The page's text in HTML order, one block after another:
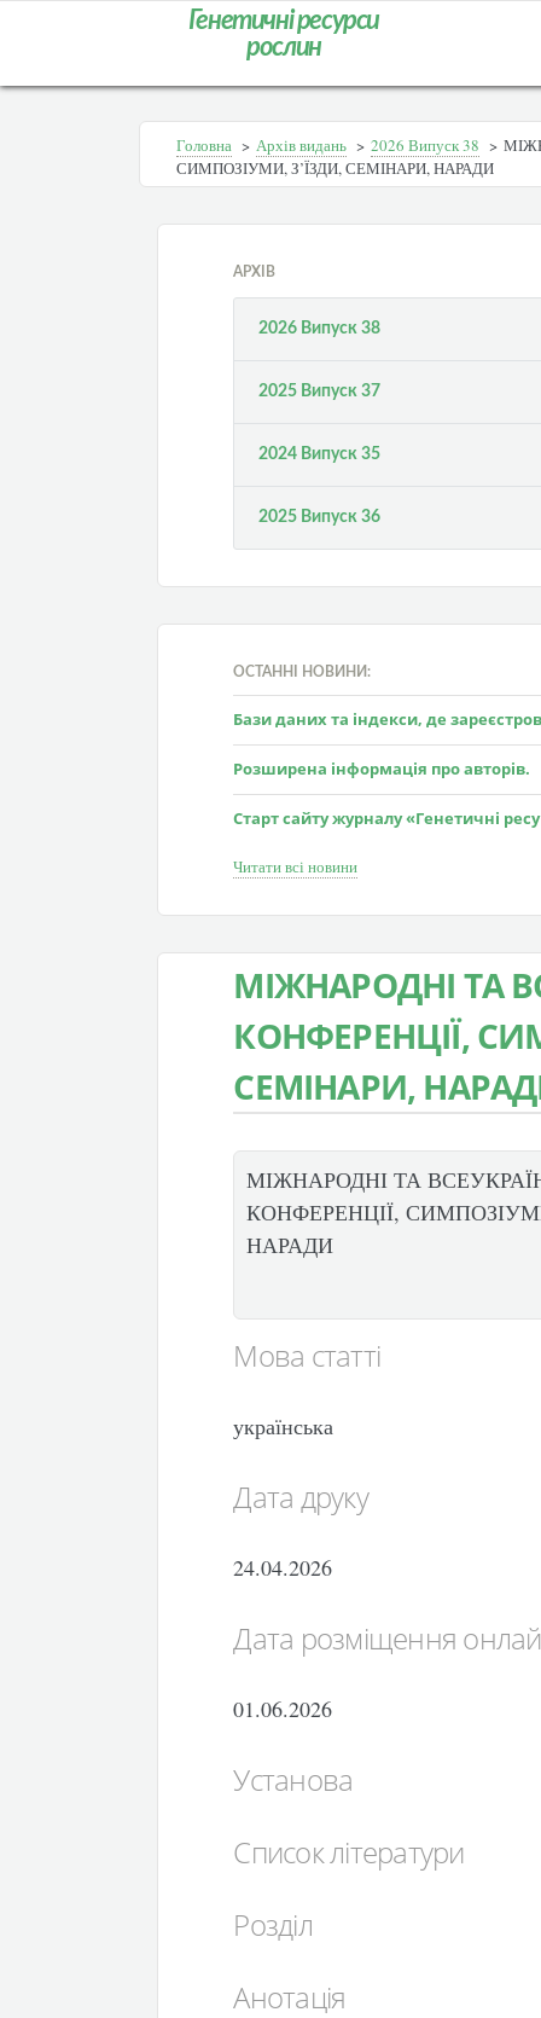
Генетичні ресурси
рослин
Головна > Архів видань > 2026 Випуск 38 >
СИМПОЗІУМИ, З’ЇЗДИ, СЕМІНАРИ, НАРАДИ
АРХІВ
2026 Випуск 38
2025 Випуск 37
2024 Випуск 35
2025 Випуск 36
ОСТАННІ НОВИНИ:
Бази даних та індекси, де
Розширена інформація про авторів.
Старт сайту журналу «Генетичні
Читати всі новини
МІЖНАРОДНІ ТА
КОНФЕРЕНЦІЇ,
СЕМІНАРИ,
МІЖНАРОДНІ ТА
КОНФЕРЕНЦІЇ,
НАРАДИ
Мова статті
українська
Дата друку
24.04.2026
Дата розміщення
01.06.2026
Установа
Список літератури
Розділ
Анотація